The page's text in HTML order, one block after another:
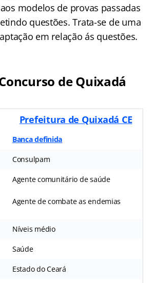
modelos de provas passadas
questões. Trata-se de uma
em relação ás questões.
de Quixadá
Prefeitura de Quixadá CE
Banca definida
Consulpam
Agente comunitário de saúde
Agente de combate as endemias
Níveis médio
Saúde
Estado do Ceará